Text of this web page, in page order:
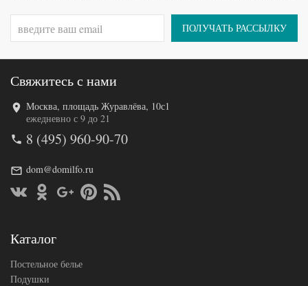
ПОЛУЧАТЬ РАССЫЛКУ
Свяжитесь с нами
Москва, площадь Журавлёва, 10с1
ежедневно с 9 до 21
8 (495) 960-90-70
dom@domilfo.ru
Каталог
Постельное белье
Подушки